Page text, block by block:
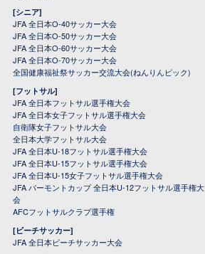
[シニア]
JFA 全日本O-40サッカー大会
JFA 全日本O-50サッカー大会
JFA 全日本O-60サッカー大会
JFA 全日本O-70サッカー大会
全国健康福祉祭サッカー交流大会(ねんりんピック)
[フットサル]
JFA 全日本フットサル選手権大会
JFA 全日本女子フットサル選手権大会
自衛隊女子フットサル大会
全日本大学フットサル大会
JFA 全日本U-18フットサル選手権大会
JFA 全日本U-15フットサル選手権大会
JFA 全日本U-15女子フットサル選手権大会
JFA バーモントカップ 全日本U-12フットサル選手権大
会
AFCフットサルクラブ選手権
[ビーチサッカー]
JFA 全日本ビーチサッカー大会